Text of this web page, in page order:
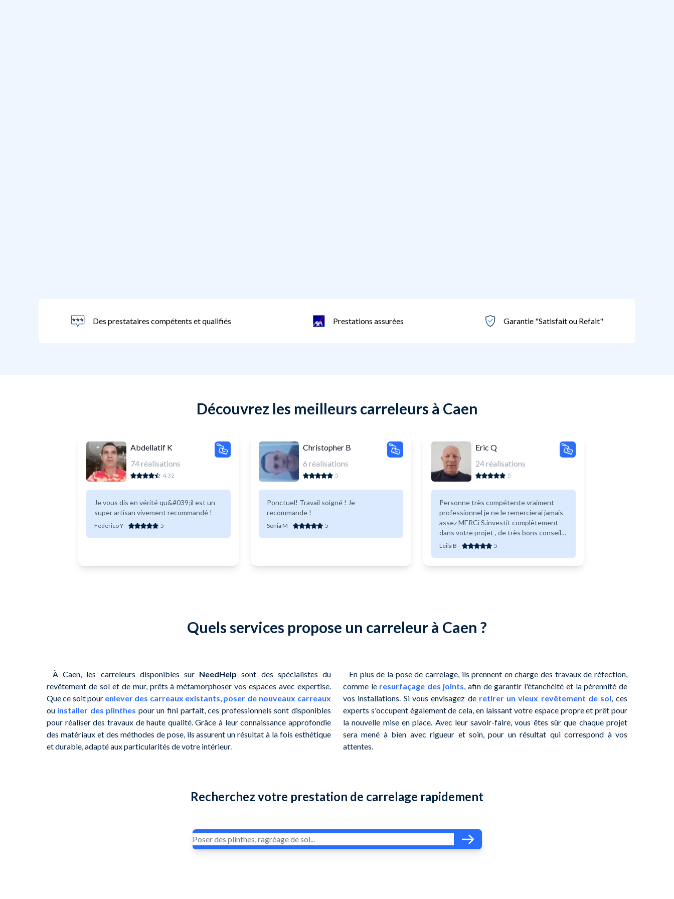
Des prestataires compétents et qualifiés Prestations assurées Garantie "Satisfait ou Refait"
Découvrez les meilleurs carreleurs à Caen
Abdellatif K
74réalisations
4.32
Je vous dis en vérité qu&#039;il est un
super artisan vivement recommandé !
Federico Y- 5
Christopher B
6 réalisations
5
Ponctuel! Travail soigné ! Je
recommande !
Sonia M - 5
Eric Q
24réalisations
5
Personne très compétente vraiment
professionnel je ne le remercierai jamais
assez MERCi S.investit complètement
dans votre projet , de très bons conseils.
Éric vous accompagne tout le long vous
Leila B - 5
Quels services propose un carreleur à Caen ?
À Caen, les carreleurs disponibles sur NeedHelp sont des spécialistes du
revêtement de sol et de mur, prêts à métamorphoser vos espaces avec expertise.
Que ce soit pour enlever des carreaux existants, poser de nouveaux carreaux
ou installer des plinthes pour un fini parfait, ces professionnels sont disponibles
pour réaliser des travaux de haute qualité. Grâce à leur connaissance approfondie
des matériaux et des méthodes de pose, ils assurent un résultat à la fois esthétique
et durable, adapté aux particularités de votre intérieur.
En plus de la pose de carrelage, ils prennent en charge des travaux de réfection,
comme le resurfaçage des joints, afin de garantir l'étanchéité et la pérennité de
vos installations. Si vous envisagez de retirer un vieux revêtement de sol, ces
experts s'occupent également de cela, en laissant votre espace propre et prêt pour
la nouvelle mise en place. Avec leur savoir-faire, vous êtes sûr que chaque projet
sera mené à bien avec rigueur et soin, pour un résultat qui correspond à vos
attentes.
Recherchez votre prestation de carrelage rapidement